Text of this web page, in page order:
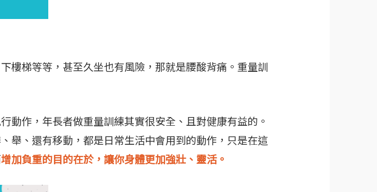
樓梯等等，甚至久坐也有風險，那就是腰酸背痛。重量訓
動作，年長者做重量訓練其實很安全、且對健康有益的。
舉、還有移動，都是日常生活中會用到的動作，只是在這
增加負重的目的在於，讓你身體更加強壯、靈活。